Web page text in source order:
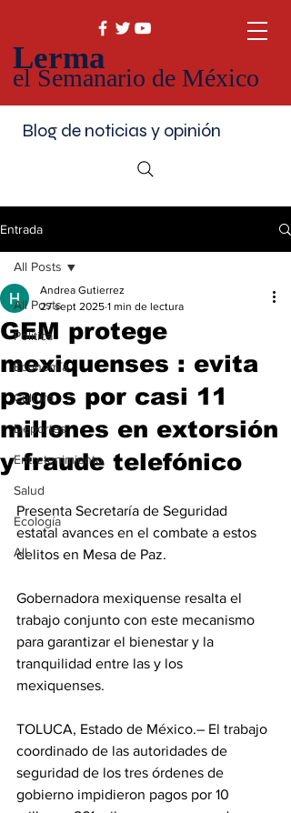
Lerma
el Semanario de México
Blog de noticias y opinión
Entrada
All Posts
Política
Economía
Cultura
Deportes
Entretenimiento
Salud
Ecología
All
All Posts
GEM protege
mexiquenses : evita
pagos por casi 11
millones en extorsión
y fraude telefónico
Andrea Gutierrez
27 sept 2025 1 min de lectura
Presenta Secretaría de Seguridad
estatal avances en el combate a estos
delitos en Mesa de Paz.
Gobernadora mexiquense resalta el
trabajo conjunto con este mecanismo
para garantizar el bienestar y la
tranquilidad entre las y los
mexiquenses.
TOLUCA, Estado de México.– El trabajo
coordinado de las autoridades de
seguridad de los tres órdenes de
gobierno impidieron pagos por 10